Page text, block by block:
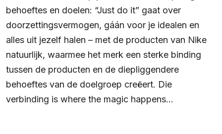
behoeftes en doelen: “Just do it” gaat over
doorzettingsvermogen, gáán voor je idealen en
alles uit jezelf halen – met de producten van Nike
natuurlijk, waarmee het merk een sterke binding
tussen de producten en de diepliggendere
behoeftes van de doelgroep creëert. Die
verbinding is where the magic happens…